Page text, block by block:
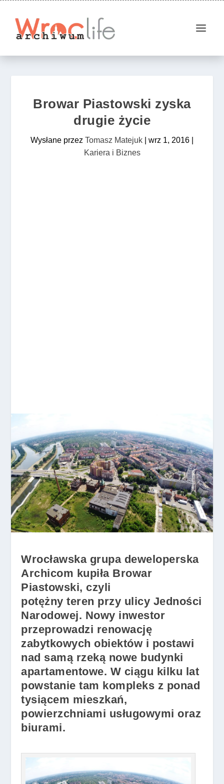
Browar Piastowski zyska
drugie życie
Wysłane przez Tomasz Matejuk wrz 1, 2016
Kariera i Biznes
Wrocławska grupa deweloperska
Archicom kupiła Browar
Piastowski, czyli
potężny teren przy ulicy Jedności
Narodowej. Nowy inwestor
przeprowadzi renowację
zabytkowych obiektów i postawi
nad samą rzeką nowe budynki
apartamentowe. W ciągu kilku lat
powstanie tam kompleks z ponad
tysiącem mieszkań,
powierzchniami usługowymi oraz
biurami.